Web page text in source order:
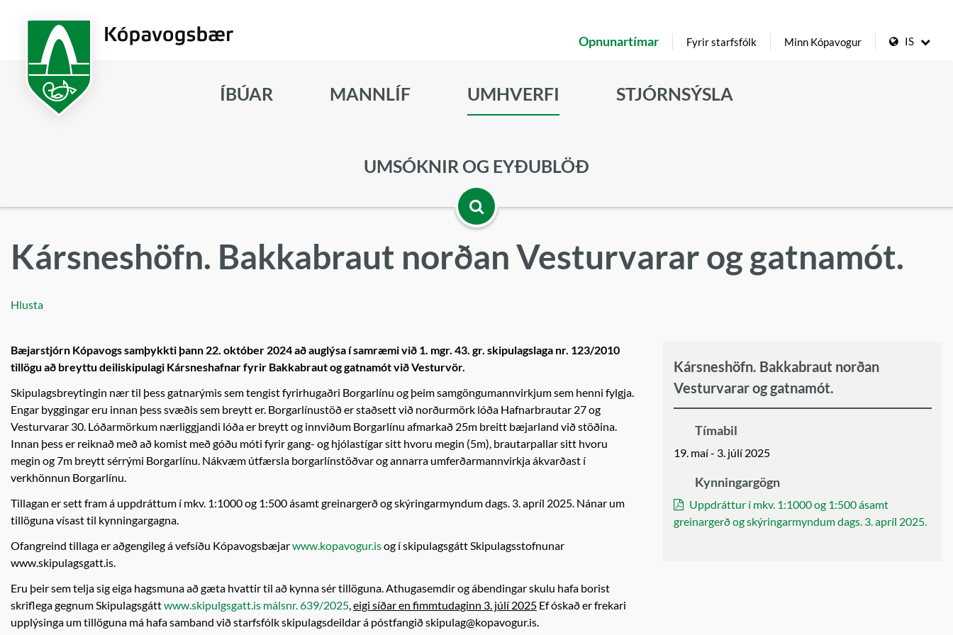
ÍBÚAR MANNLÍF UMHVERFI STJÓRNSÝSLA
UMSÓKNIR OG EYÐUBLÖÐ
Opna
leitarbox
Opnunartímar Fyrir starfsfólk Minn Kópavogur IS
Kársneshöfn. Bakkabraut norðan Vesturvarar og gatnamót.
Hlusta
Bæjarstjórn Kópavogs samþykkti þann 22. október 2024 að auglýsa í samræmi við 1. mgr. 43. gr. skipulagslaga nr. 123/2010
tillögu að breyttu deiliskipulagi Kársneshafnar fyrir Bakkabraut og gatnamót við Vesturvör.
Skipulagsbreytingin nær til þess gatnarýmis sem tengist fyrirhugaðri Borgarlínu og þeim samgöngumannvirkjum sem henni fylgja.
Engar byggingar eru innan þess svæðis sem breytt er. Borgarlínustöð er staðsett við norðurmörk lóða Hafnarbrautar 27 og
Vesturvarar 30. Lóðarmörkum nærliggjandi lóða er breytt og innviðum Borgarlínu afmarkað 25m breitt bæjarland við stöðina.
Innan þess er reiknað með að komist með góðu móti fyrir gang- og hjólastígar sitt hvoru megin (5m), brautarpallar sitt hvoru
megin og 7m breytt sérrými Borgarlínu. Nákvæm útfærsla borgarlínstöðvar og annarra umferðarmannvirkja ákvarðast í
verkhönnun Borgarlínu.
Tillagan er sett fram á uppdráttum í mkv. 1:1000 og 1:500 ásamt greinargerð og skýringarmyndum dags. 3. apríl 2025. Nánar um
tillöguna vísast til kynningargagna.
Ofangreind tillaga er aðgengileg á vefsíðu Kópavogsbæjarwww.kopavogur.isog í skipulagsgátt Skipulagsstofnunar
www.skipulagsgatt.is.
Eru þeir sem telja sig eiga hagsmuna að gæta hvattir til að kynna sér tillöguna. Athugasemdir og ábendingar skulu hafa borist
skriflega gegnum Skipulagsgáttwww.skipulgsgatt.is málsnr. 639/2025,eigi síðar en fimmtudaginn 3. júlí 2025 Ef óskað er frekari
upplýsinga um tillöguna má hafa samband við starfsfólk skipulagsdeildar á póstfangið skipulag@kopavogur.is.
Kársneshöfn. Bakkabraut norðan
Vesturvarar og gatnamót.
Tímabil
19. maí - 3. júlí 2025
Kynningargögn
Uppdráttur í mkv. 1:1000 og 1:500 ásamt
greinargerð og skýringarmyndum dags. 3. apríl 2025.